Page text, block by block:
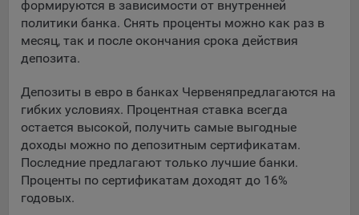
5.4. Создание и предоставление персонализированной
рекламы пользователю.
применяемые при регистрации либо входе в систему, или
для оставления отзыва либо комментария. Данные файлы
cookie используются в целях обеспечения корректной
работы сайтов и полноценного использования его
функционала пользователем, не могут быть отключены в
системах. Вместе с тем, пользователь может настроить
браузер, чтобы он блокировал такие файлы сookie или
уведомлял пользователя об их использовании — но в таком
формируются в зависимости от внутренней
политики банка. Снять проценты можно как раз в
месяц, так и после окончания срока действия
депозита.
Депозиты в евро в банках Червеняпредлагаются на
гибких условиях. Процентная ставка всегда
остается высокой, получить самые выгодные
доходы можно по депозитным сертификатам.
Последние предлагают только лучшие банки.
Проценты по сертификатам доходят до 16%
годовых.